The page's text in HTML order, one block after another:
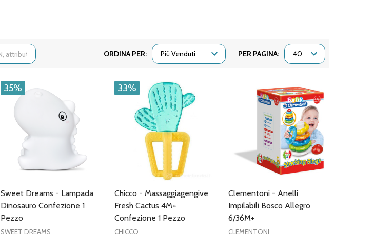
ORDINA PER: PER PAGINA:
35%
Sweet Dreams - Lampada
Dinosauro Confezione 1
Pezzo
SWEET DREAMS
33%
Chicco - Massaggiagengive
Fresh Cactus 4M+
Confezione 1 Pezzo
CHICCO
Clementoni - Anelli
Impilabili Bosco Allegro
6/36M+
CLEMENTONI